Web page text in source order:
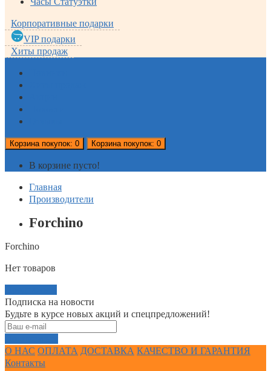
Корпоративные подарки
VIP подарки
Хиты продаж
Корзинапокупок: 0 Корзинапокупок: 0
В корзине пусто!
Главная
Производители
Forchino
Forchino
Нет товаров
Подписка на новости
Будьте в курсе новых акций и спецпредложений!
О НАС ОПЛАТА ДОСТАВКА КАЧЕСТВО И ГАРАНТИЯ
Контакты